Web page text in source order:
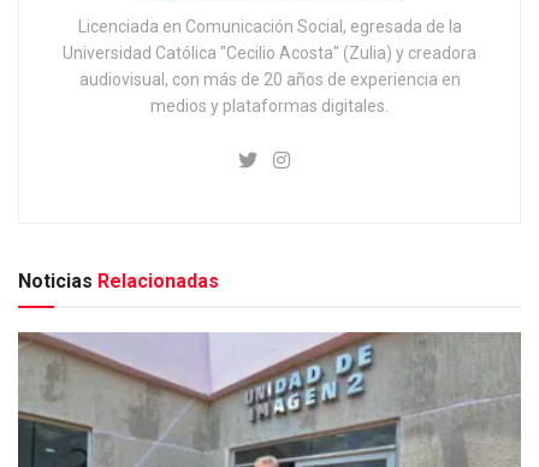
Licenciada en Comunicación Social, egresada de la
Universidad Católica "Cecilio Acosta" (Zulia) y creadora
audiovisual, con más de 20 años de experiencia en
medios y plataformas digitales.
Noticias Relacionadas